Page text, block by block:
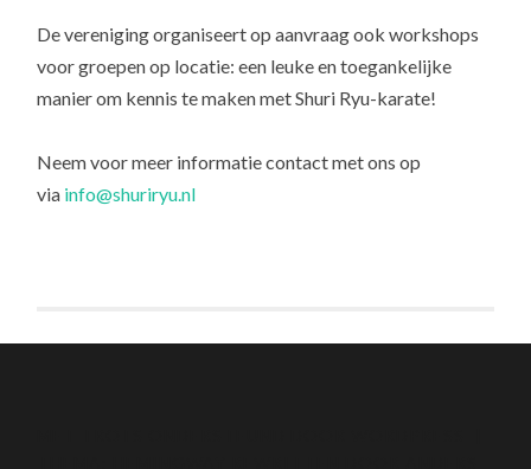
De vereniging organiseert op aanvraag ook workshops
voor groepen op locatie: een leuke en toegankelijke
manier om kennis te maken met Shuri Ryu-karate!
Neem voor meer informatie contact met ons op
via info@shuriryu.nl